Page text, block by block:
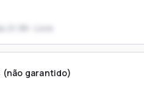
21:38 - Livre
(não garantido)